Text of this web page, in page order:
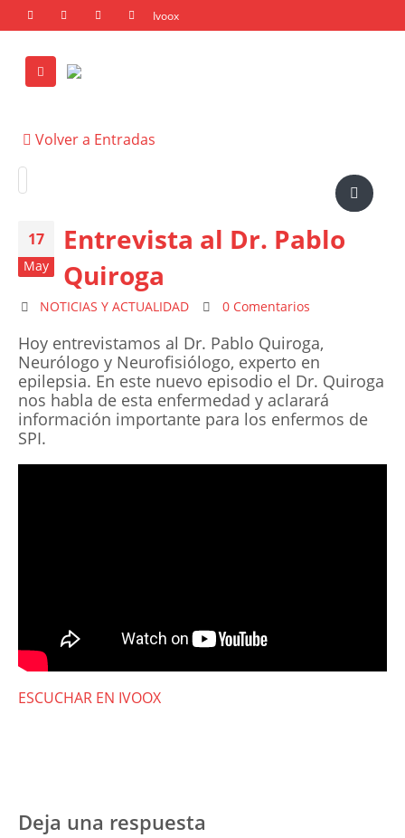
Volver a Entradas
17
May
Entrevista al Dr. Pablo
Quiroga
NOTICIAS Y ACTUALIDAD 0 Comentarios
Hoy entrevistamos al Dr. Pablo Quiroga,
Neurólogo y Neurofisiólogo, experto en
epilepsia. En este nuevo episodio el Dr. Quiroga
nos habla de esta enfermedad y aclarará
información importante para los enfermos de
SPI.
ESCUCHAR EN IVOOX
Deja una respuesta